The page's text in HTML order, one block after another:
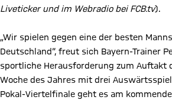
Liveticker und im Webradio bei FCB.tv).
„Wir spielen gegen eine der besten
Deutschland“, freut sich Bayern-Trainer
sportliche Herausforderung zum Auftakt
Woche des Jahres mit drei
Pokal-Viertelfinale geht es am